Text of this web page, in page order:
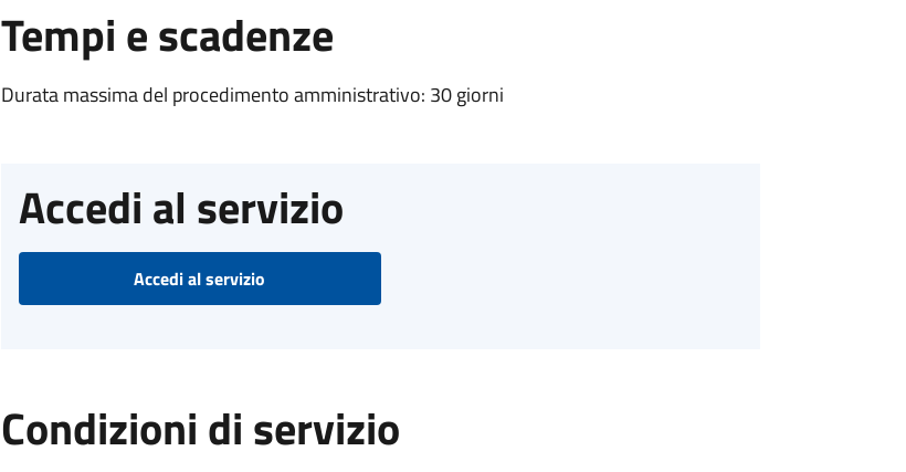
Tempi e scadenze
Durata massima del procedimento amministrativo: 30 giorni
Accedi al servizio
Accedi al servizio
Condizioni di servizio